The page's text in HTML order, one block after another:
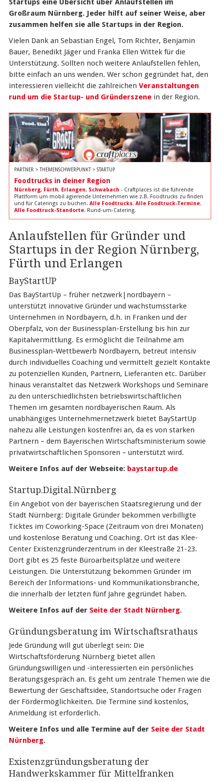
Startups eine Übersicht über Anlaufstellen im
Großraum Nürnberg. Jeder hilft auf seiner Weise, aber
zusammen helfen sie alle Startups in der Region.
Vielen Dank an Sebastian Engel, Tom Richter, Benjamin
Bauer, Benedikt Jäger und Franka Ellen Wittek für die
Unterstützung. Sollten noch weitere Anlaufstellen fehlen,
bitte einfach an uns wenden. Wer schon gegründet hat, den
interessieren vielleicht die zahlreichen Veranstaltungen
rund um die Startup- und Gründerszenein der Region.
PARTNER > THEMENSCHWERPUNKT > STARTUP
Foodtrucks in deiner Region
Nürnberg, Fürth, Erlangen, Schwabach - Craftplaces ist die führende
Plattform um mobil agierende Unternehmen wie z.B. Foodtrucks zu finden
und für Caterings zu buchen. Alle Foodtrucks. Alle Foodtruck-Termine.
Alle Foodtruck-Standorte. Rund-um-Catering.
Anlaufstellen für Gründer und
Startups in der Region Nürnberg,
Fürth und Erlangen
BayStartUP
Das BayStartUp – früher netzwerk|nordbayern –
unterstützt innovative Gründer und wachstumsstarke
Unternehmen in Nordbayern, d.h. in Franken und der
Oberpfalz, von der Businessplan-Erstellung bis hin zur
Kapitalvermittlung. Es ermöglicht die Teilnahme am
Businessplan-Wettbewerb Nordbayern, betreut intensiv
durch individuelles Coaching und vermittelt gezielt Kontakte
zu potenziellen Kunden, Partnern, Lieferanten etc. Darüber
hinaus veranstaltet das Netzwerk Workshops und Seminare
zu den unterschiedlichsten betriebswirtschaftlichen
Themen im gesamten nordbayerischen Raum. Als
unabhängiges Unternehmernetzwerk bietet BayStartUp
nahezu alle Leistungen kostenfrei an, da es von starken
Partnern – dem Bayerischen Wirtschaftsministerium sowie
privatwirtschaftlichen Sponsoren – unterstützt wird.
Weitere Infos auf der Webseite: baystartup.de
Startup.Digital.Nürnberg
Ein Angebot von der bayerischen Staatsregierung und der
Stadt Nürnberg: Digitale Gründer bekommen verbilligte
Ticktes im Coworking-Space (Zeitraum von drei Monaten)
und kostenlose Beratung und Coaching. Ort ist das Klee-
Center Existenzgründerzentrum in der Kleestraße 21-23.
Dort gibt es 25 feste Büroarbeitsplätze und weitere
Leistungen. Die Unterstützung bekommen Gründer im
Bereich der Informations- und Kommunikationsbranche,
die innerhalb der letzten fünf Jahre gegründet haben.
Weitere Infos auf der Seite der Stadt Nürnberg.
Gründungsberatung im Wirtschaftsrathaus
Jede Gründung will gut überlegt sein: Die
Wirtschaftsförderung Nürnberg bietet allen
Gründungswilligen und -interessierten ein persönliches
Beratungsgespräch an. Es geht um zentrale Themen wie die
Bewertung der Geschäftsidee, Standortsuche oder Fragen
der Fördermöglichkeiten. Die Termine sind kostenlos,
Anmeldung ist erforderlich.
Weitere Infos und alle Termine auf der Seite der Stadt
Nürnberg.
Existenzgründungsberatung der
Handwerkskammer für Mittelfranken